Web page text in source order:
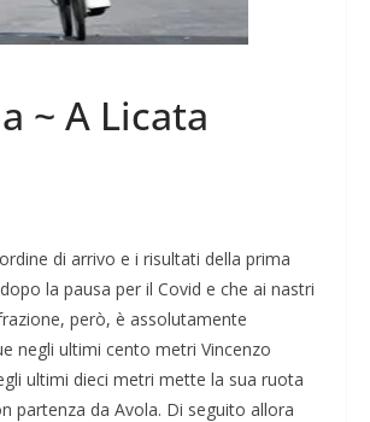
~ A Licata
di arrivo e i risultati della prima
la pausa per il Covid e che ai nastri
però, è assolutamente
negli ultimi cento metri Vincenzo
ultimi dieci metri mette la sua ruota
partenza da Avola. Di seguito allora